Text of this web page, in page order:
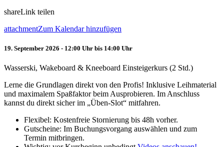
shareLink teilen
attachmentZum Kalendar hinzufügen
19. September 2026 - 12:00 Uhr bis 14:00 Uhr
Wasserski, Wakeboard & Kneeboard Einsteigerkurs (2 Std.)
Lerne die Grundlagen direkt von den Profis! Inklusive Leihmaterial
und maximalem Spaßfaktor beim Ausprobieren. Im Anschluss
kannst du direkt sicher im „Üben-Slot“ mitfahren.
Flexibel: Kostenfreie Stornierung bis 48h vorher.
Gutscheine: Im Buchungsvorgang auswählen und zum
Termin mitbringen.